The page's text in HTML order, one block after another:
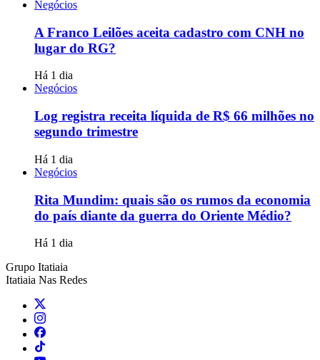
Negócios
A Franco Leilões aceita cadastro com CNH no
lugar do RG?
Há 1 dia
Negócios
Log registra receita líquida de R$ 66 milhões no
segundo trimestre
Há 1 dia
Negócios
Rita Mundim: quais são os rumos da economia
do país diante da guerra do Oriente Médio?
Há 1 dia
Grupo Itatiaia
Itatiaia Nas Redes